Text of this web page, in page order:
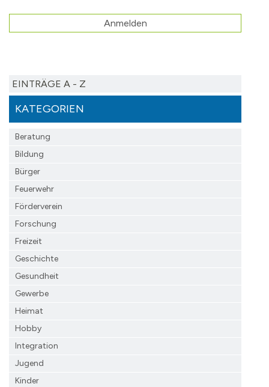
Anmelden
EINTRÄGE A - Z
KATEGORIEN
Beratung
Bildung
Bürger
Feuerwehr
Förderverein
Forschung
Freizeit
Geschichte
Gesundheit
Gewerbe
Heimat
Hobby
Integration
Jugend
Kinder